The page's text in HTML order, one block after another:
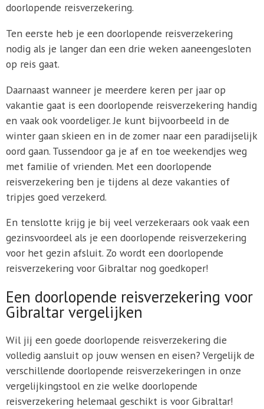
doorlopende reisverzekering.
Ten eerste heb je een doorlopende reisverzekering
nodig als je langer dan een drie weken aaneengesloten
op reis gaat.
Daarnaast wanneer je meerdere keren per jaar op
vakantie gaat is een doorlopende reisverzekering handig
en vaak ook voordeliger. Je kunt bijvoorbeeld in de
winter gaan skieen en in de zomer naar een paradijselijk
oord gaan. Tussendoor ga je af en toe weekendjes weg
met familie of vrienden. Met een doorlopende
reisverzekering ben je tijdens al deze vakanties of
tripjes goed verzekerd.
En tenslotte krijg je bij veel verzekeraars ook vaak een
gezinsvoordeel als je een doorlopende reisverzekering
voor het gezin afsluit. Zo wordt een doorlopende
reisverzekering voor Gibraltar nog goedkoper!
Een doorlopende reisverzekering voor
Gibraltar vergelijken
Wil jij een goede doorlopende reisverzekering die
volledig aansluit op jouw wensen en eisen? Vergelijk de
verschillende doorlopende reisverzekeringen in onze
vergelijkingstool en zie welke doorlopende
reisverzekering helemaal geschikt is voor Gibraltar!